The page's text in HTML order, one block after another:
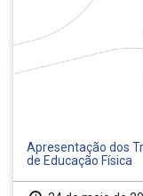
Apresentação dos
de Educação Física